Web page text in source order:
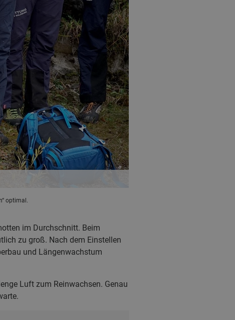
optimal.
im Durchschnitt. Beim
zu groß. Nach dem Einstellen
und Längenwachstum
Luft zum Reinwachsen. Genau